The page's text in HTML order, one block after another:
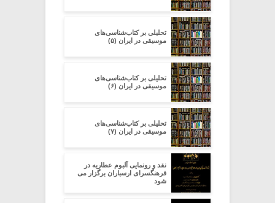
تحلیلی بر کتاب‌شناسی‌های
موسیقی در ایران (۵)
تحلیلی بر کتاب‌شناسی‌های
موسیقی در ایران (۶)
تحلیلی بر کتاب‌شناسی‌های
موسیقی در ایران (۷)
نقد و رونمایی آلبوم عطاریه در
فرهنگسرای ارسباران برگزار می
شود